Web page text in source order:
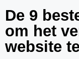
De 9
om het
website